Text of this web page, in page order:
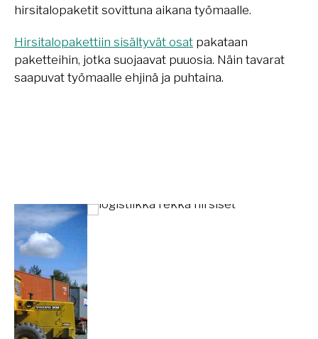
hirsitalopaketit sovittuna aikana työmaalle.
Hirsitalopakettiin sisältyvät osat pakataan
paketteihin, jotka suojaavat puuosia. Näin tavarat
saapuvat työmaalle ehjinä ja puhtaina.